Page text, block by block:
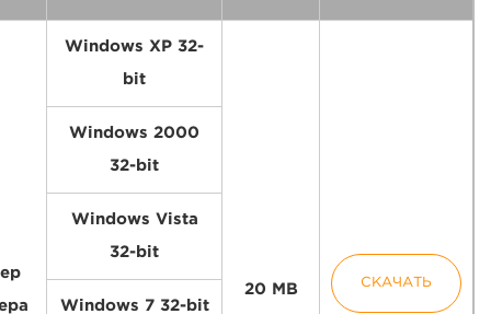
Windows XP 32-
bit
20 MB СКАЧАТЬ
Windows 2000
32-bit
Windows Vista
32-bit
Windows 7 32-bit